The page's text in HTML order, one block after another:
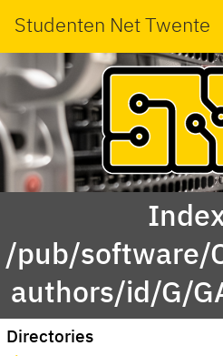
Studenten Net Twente
/pub/software/
authors/id/G/
Directories